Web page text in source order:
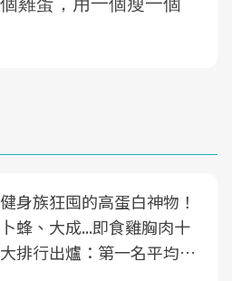
健身族狂囤的高蛋白神物！
卜蜂、大成...即食雞胸肉十
大排行出爐：第一名平均一